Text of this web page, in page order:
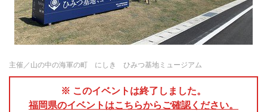
主催／山の中の海軍の町 にしき ひみつ基地ミュージアム
※ このイベントは終了しました。
福岡県のイベントはこちらからご確認ください。